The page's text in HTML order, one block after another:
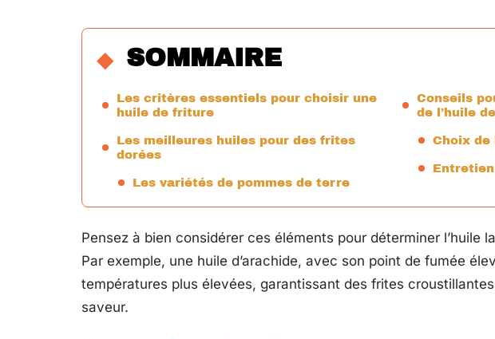
SOMMAIRE
Les critères essentiels pour choisir une
huile de friture
Les meilleures huiles pour des frites
dorées
Les variétés de pommes de terre
Conseils
de l’huile
Choix
Pensez à bien considérer ces éléments pour déterminer l’huile
Par exemple, une huile d’arachide, avec son point de fumée
températures plus élevées, garantissant des frites
saveur.